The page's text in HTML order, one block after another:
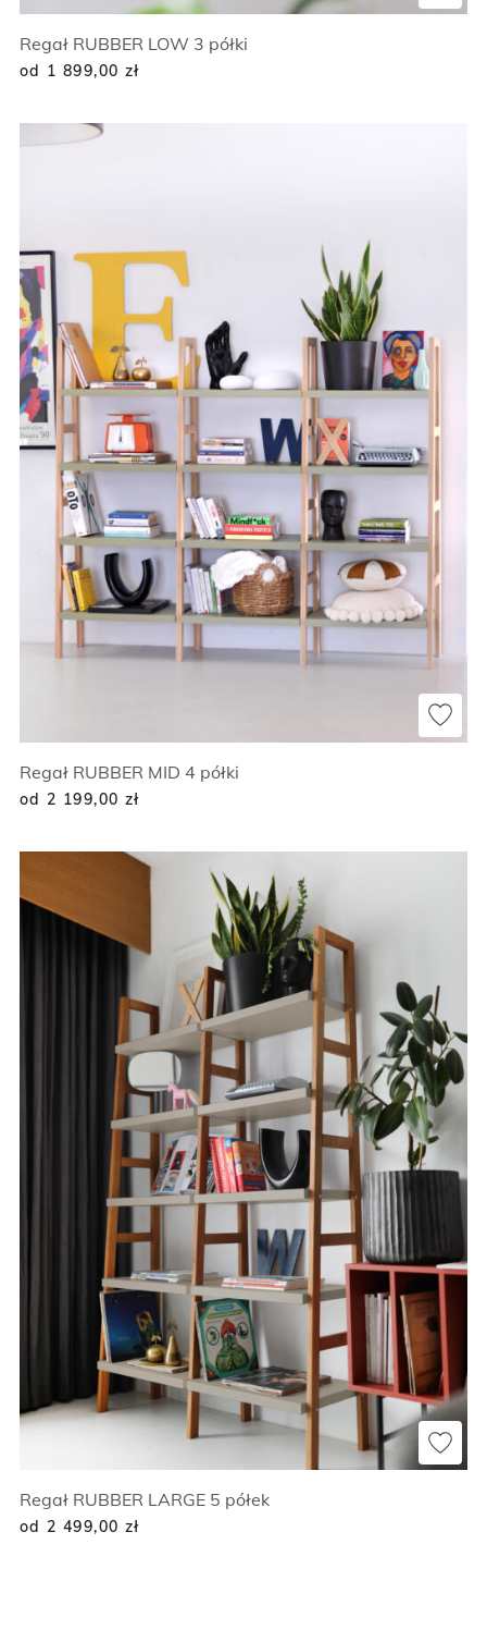
Regał RUBBER LOW 3 półki
od 1 899,00 zł
Regał RUBBER MID 4 półki
od 2 199,00 zł
Regał RUBBER LARGE 5 półek
od 2 499,00 zł